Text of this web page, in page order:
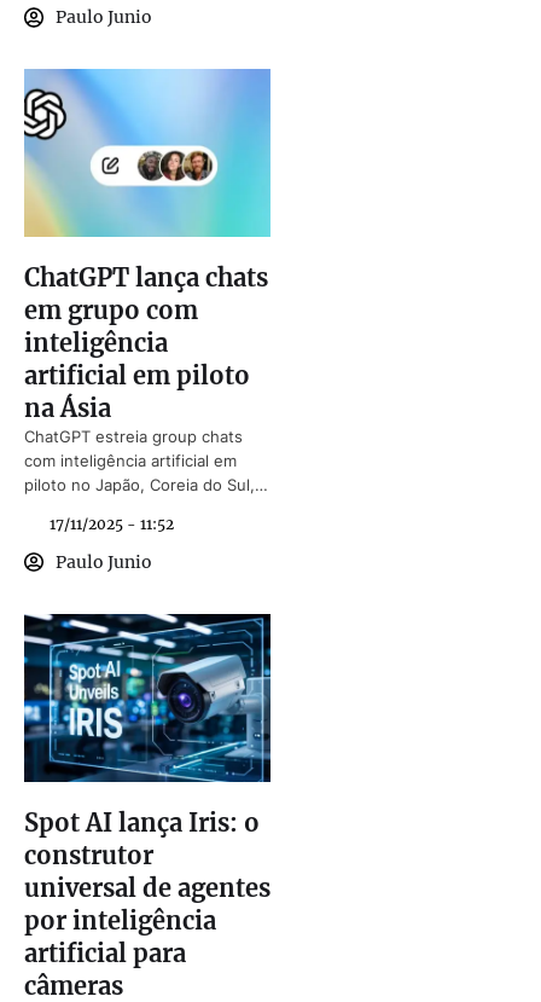
Paulo Junio
ChatGPT lança chats
em grupo com
inteligência
artificial em piloto
na Ásia
ChatGPT estreia group chats
com inteligência artificial em
piloto no Japão, Coreia do Sul,
17/11/2025 - 11:52
Paulo Junio
Spot AI lança Iris: o
construtor
universal de agentes
por inteligência
artificial para
câmeras